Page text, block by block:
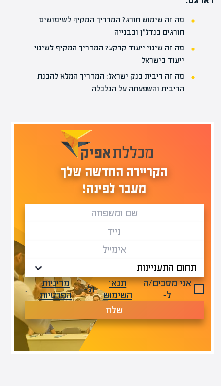
מה זה שימוש חורג? המדריך המקיף לשימושים
חורגים בנדל"ן ובבנייה
מה זה שינוי ייעוד קרקע? המדריך המקיף לשינוי
ייעוד בישראל
מה זה ריבית בנק ישראל: המדריך המלא להבנת
הריבית והשפעתה על הכלכלה
הקריירה החדשה שלך
מעבר לפינה!
אני מסכים/ה
ל-
תנאי
השימוש
ול-
מדיניות
הפרטיות
.
שלח